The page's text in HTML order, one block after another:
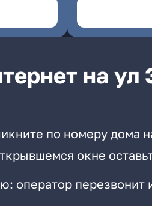
на ул
по номеру дома
окне
оператор